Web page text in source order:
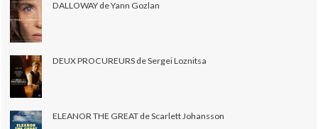
DALLOWAY de Yann Gozlan
DEUX PROCUREURS de Sergei Loznitsa
ELEANOR THE GREAT de Scarlett Johansson